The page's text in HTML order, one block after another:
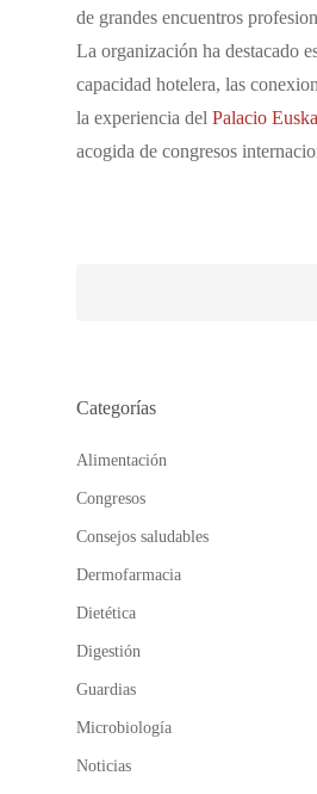
de grandes encuentros
La organización ha destacado
capacidad hotelera, las
la experiencia del Palacio
acogida de congresos
Categorías
Alimentación
Congresos
Consejos saludables
Dermofarmacia
Dietética
Digestión
Guardias
Microbiología
Noticias